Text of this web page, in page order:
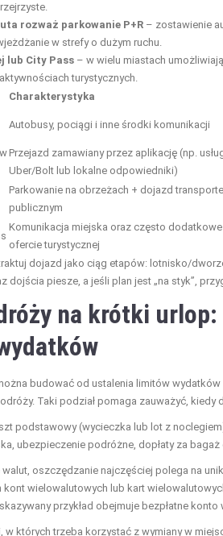
rozważ parkowanie P+R – zostawienie
w strefy o dużym ruchu.
lub City Pass – w wielu miastach
turystycznych.
Charakterystyka
Autobusy, pociągi i inne środki komunikacji
Przejazd zamawiany przez aplikację (np.
Uber/Bolt lub lokalne odpowiedniki)
Parkowanie na obrzeżach + dojazd
publicznym
Komunikacja miejska oraz często
ofercie turystycznej
dojazd jako ciąg etapów: lotnisko/
dojścia piesze, a jeśli plan jest „na styk”,
na krótki
budować od ustalenia limitów
Taki podział pomaga zauważyć,
podstawowy (wycieczka lub lot z
ubezpieczenie podróżne, dopłaty za
oszczędzanie najczęściej polega na
wielowalutowych lub kart
przykład obejmuje bezpłatne
w których trzeba korzystać z wymiany w